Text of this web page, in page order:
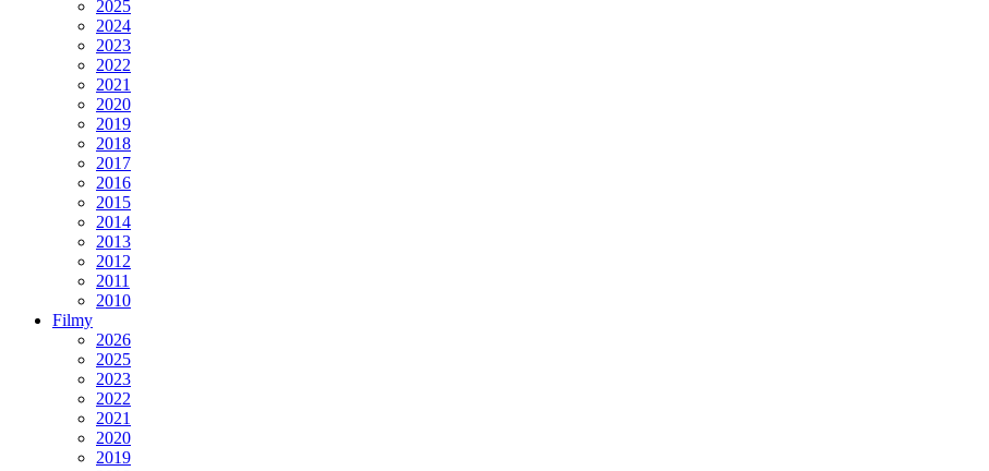
2025
2024
2023
2022
2021
2020
2019
2018
2017
2016
2015
2014
2013
2012
2011
2010
Filmy
2026
2025
2023
2022
2021
2020
2019